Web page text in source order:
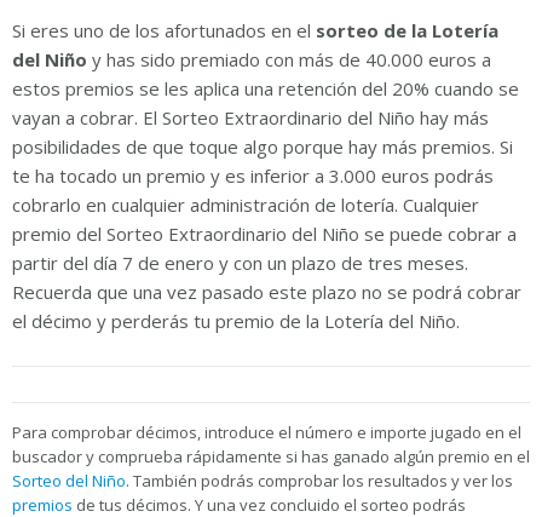
Si eres uno de los afortunados en el sorteo de la Lotería
del Niño y has sido premiado con más de 40.000 euros a
estos premios se les aplica una retención del 20% cuando se
vayan a cobrar. El Sorteo Extraordinario del Niño hay más
posibilidades de que toque algo porque hay más premios. Si
te ha tocado un premio y es inferior a 3.000 euros podrás
cobrarlo en cualquier administración de lotería. Cualquier
premio del Sorteo Extraordinario del Niño se puede cobrar a
partir del día 7 de enero y con un plazo de tres meses.
Recuerda que una vez pasado este plazo no se podrá cobrar
el décimo y perderás tu premio de la Lotería del Niño.
Para comprobar décimos, introduce el número e importe jugado en el
buscador y comprueba rápidamente si has ganado algún premio en el
Sorteo del Niño. También podrás comprobar los resultados y ver los
premios de tus décimos. Y una vez concluido el sorteo podrás